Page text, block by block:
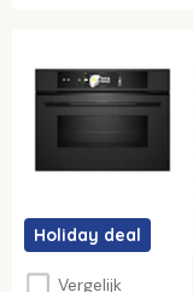
Holiday deal
Vergelijk